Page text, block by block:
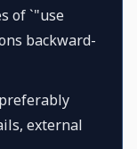
of `"use
backward-
external